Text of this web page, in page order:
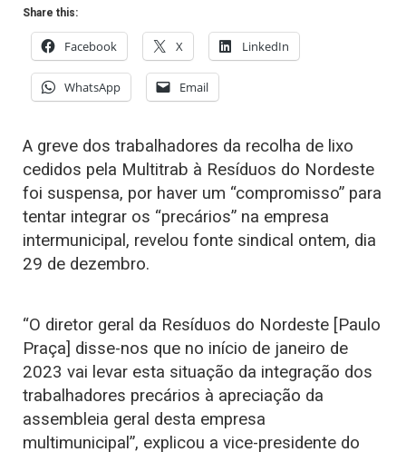
Share this:
Facebook X LinkedIn
WhatsApp Email
A greve dos trabalhadores da recolha de lixo
cedidos pela Multitrab à Resíduos do Nordeste
foi suspensa, por haver um “compromisso” para
tentar integrar os “precários” na empresa
intermunicipal, revelou fonte sindical ontem, dia
29 de dezembro.
“O diretor geral da Resíduos do Nordeste [Paulo
Praça] disse-nos que no início de janeiro de
2023 vai levar esta situação da integração dos
trabalhadores precários à apreciação da
assembleia geral desta empresa
multimunicipal”, explicou a vice-presidente do